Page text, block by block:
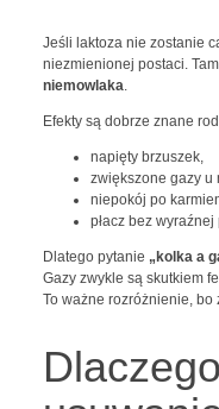
Jeśli laktoza nie zostanie
niezmienionej postaci.
niemowlaka
Efekty są dobrze znane
napięty brzuszek,
zwiększone gazy u
niepokój po
płacz bez wyraźnej
Dlatego pytanie „kolka a
Gazy zwykle są skutkiem
To ważne rozróżnienie, bo